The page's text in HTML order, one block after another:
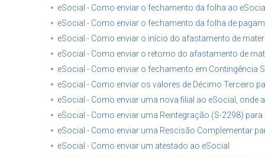
eSocial - Como enviar o fechamento da folha ao
eSocial - Como enviar o fechamento da folha de
eSocial - Como enviar o início do afastamento de
eSocial - Como enviar o retorno do afastamento de
eSocial - Como enviar o fechamento em Contingência
eSocial - Como enviar os valores de Décimo Terceiro
eSocial - Como enviar uma nova filial ao eSocial, onde
eSocial - Como enviar uma Reintegração (S-2298)
eSocial - Como enviar uma Rescisão Complementar
eSocial - Como enviar um atestado ao eSocial